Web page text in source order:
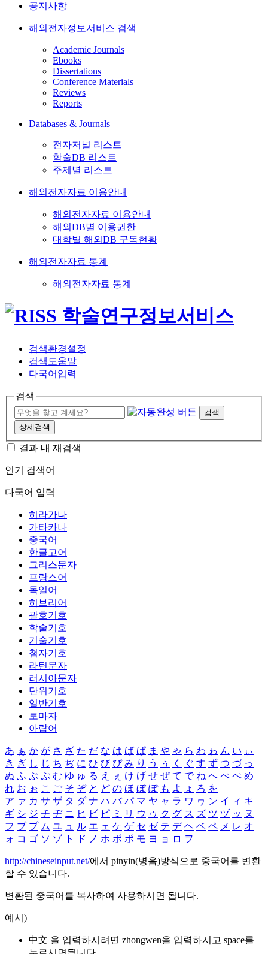
공지사항
해외전자정보서비스 검색
Academic Journals
Ebooks
Dissertations
Conference Materials
Reviews
Reports
Databases & Journals
전자저널 리스트
학술DB 리스트
주제별 리스트
해외전자자료 이용안내
해외전자자료 이용안내
해외DB별 이용권한
대학별 해외DB 구독현황
해외전자자료 통계
해외전자자료 통계
검색환경설정
검색도움말
다국어입력
검색
검색
상세검색
결과 내 재검색
인기 검색어
다국어 입력
히라가나
가타카나
중국어
한글고어
그리스문자
프랑스어
독일어
히브리어
괄호기호
학술기호
기술기호
첨자기호
라틴문자
러시아문자
단위기호
일반기호
로마자
아랍어
あ ぁ か が さ ざ た だ な は ば ぱ ま や ゃ ら わ ゎ ん い ぃ
き ぎ し じ ち ぢ に ひ び ぴ み り う ぅ く ぐ す ず つ づ っ
ぬ ふ ぶ ぷ む ゆ ゅ る え ぇ け げ せ ぜ て で ね へ べ ぺ め
れ お ぉ こ ご そ ぞ と ど の ほ ぼ ぽ も よ ょ ろ を
ア ァ カ サ ザ タ ダ ナ ハ バ パ マ ヤ ャ ラ ワ ヮ ン イ ィ キ
ギ シ ジ チ ヂ ニ ヒ ビ ピ ミ リ ウ ゥ ク グ ス ズ ツ ヅ ッ ヌ
フ ブ プ ム ユ ュ ル エ ェ ケ ゲ セ ゼ テ デ ヘ ベ ペ メ レ オ
ォ コ ゴ ソ ゾ ト ド ノ ホ ボ ポ モ ヨ ョ ロ ヲ ―
http://chineseinput.net/에서 pinyin(병음)방식으로 중국어를 변환
할 수 있습니다.
변환된 중국어를 복사하여 사용하시면 됩니다.
예시)
中文 을 입력하시려면 zhongwen을 입력하시고 space를